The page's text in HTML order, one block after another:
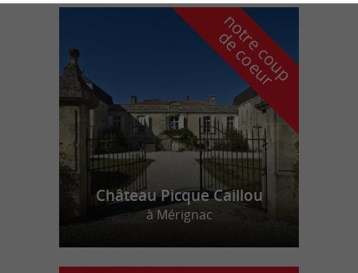
n
o
t
r
e
c
o
u
p
d
e
c
o
e
u
r
Château Picque Caillou
à Mérignac